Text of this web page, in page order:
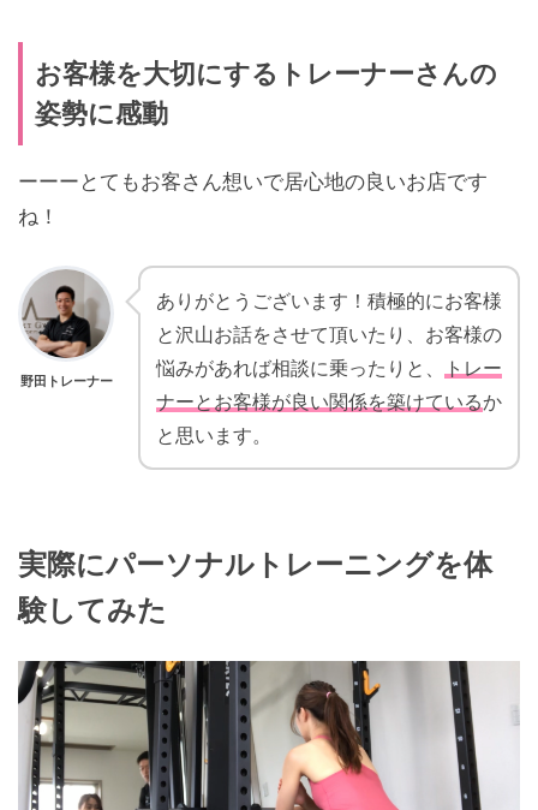
お客様を大切にするトレーナーさんの
姿勢に感動
ーーーとてもお客さん想いで居心地の良いお店です
ね！
野田トレーナー
ありがとうございます！積極的にお客様
と沢山お話をさせて頂いたり、お客様の
悩みがあれば相談に乗ったりと、
トレー
ナーとお客様が良い関係を築けているか
と思います。
実際にパーソナルトレーニングを体
験してみた